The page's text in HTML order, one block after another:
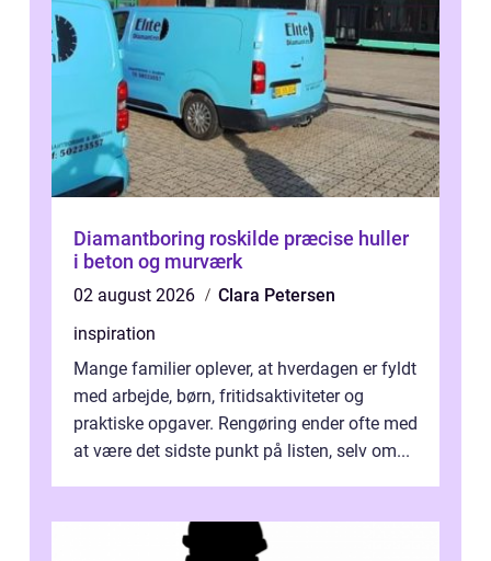
Diamantboring roskilde præcise huller
i beton og murværk
02 august 2026
Clara Petersen
inspiration
Mange familier oplever, at hverdagen er fyldt
med arbejde, børn, fritidsaktiviteter og
praktiske opgaver. Rengøring ender ofte med
at være det sidste punkt på listen, selv om...